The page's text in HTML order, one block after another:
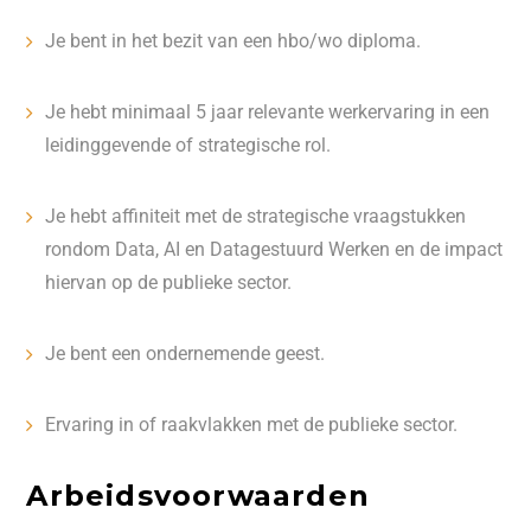
Je bent in het bezit van een hbo/wo diploma.
Je hebt minimaal 5 jaar relevante werkervaring in een
leidinggevende of strategische rol.
Je hebt affiniteit met de strategische vraagstukken
rondom Data, AI en Datagestuurd Werken en de impact
hiervan op de publieke sector.
Je bent een ondernemende geest.
Ervaring in of raakvlakken met de publieke sector.
Arbeidsvoorwaarden